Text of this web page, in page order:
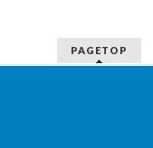
PAGETOP